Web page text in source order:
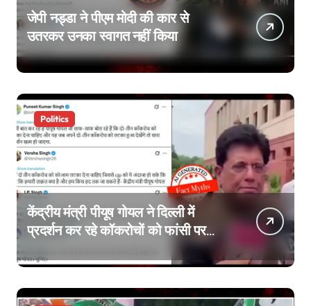
जेपी नड्डा ने पीएम मोदी की कार से
उतरकर उनका स्वागत नहीं किया
Politics
केंद्रीय मंत्री पीयूष गोयल ने दिल्ली में
प्रदर्शन कर रहे कॉकरोचों को फांसी पर
लटकाने की बात नहीं की, वायरल वीडियो
AI जेनरेटेड है